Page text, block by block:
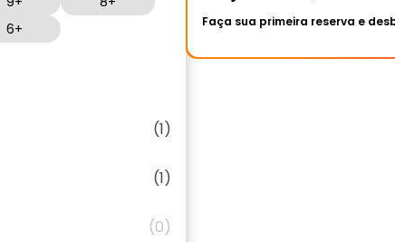
6+
(1)
(1)
(0)
Faça sua primeira reserva e